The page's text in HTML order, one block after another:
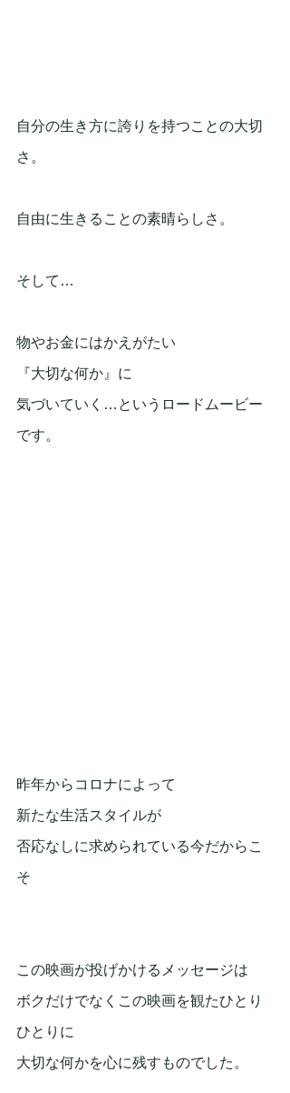
自分の生き方に誇りを持つことの大切
さ。
自由に生きることの素晴らしさ。
そして…
物やお金にはかえがたい
『大切な何か』に
気づいていく…というロードムービー
です。
昨年からコロナによって
新たな生活スタイルが
否応なしに求められている今だからこ
そ
この映画が投げかけるメッセージは
ボクだけでなくこの映画を観たひとり
ひとりに
大切な何かを心に残すものでした。